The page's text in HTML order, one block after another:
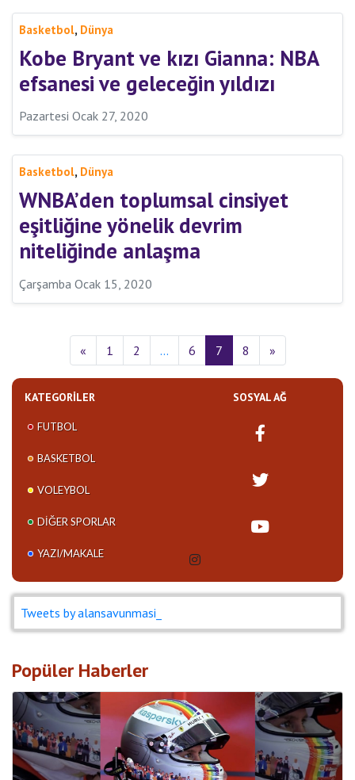
Basketbol, Dünya
Kobe Bryant ve kızı Gianna: NBA
efsanesi ve geleceğin yıldızı
Pazartesi Ocak 27, 2020
Basketbol, Dünya
WNBA’den toplumsal cinsiyet
eşitliğine yönelik devrim
niteliğinde anlaşma
Çarşamba Ocak 15, 2020
« 1 2 … 6 7 8 »
KATEGORILER
FUTBOL
BASKETBOL
VOLEYBOL
DIĞER SPORLAR
YAZI/MAKALE
SOSYAL AĞ
Tweets by alansavunmasi_
Popüler Haberler